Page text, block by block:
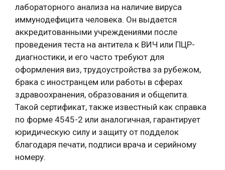
лабораторного анализа на наличие вируса
иммунодефицита человека. Он выдается
аккредитованными учреждениями после
проведения теста на антитела к ВИЧ или ПЦР-
диагностики, и его часто требуют для
оформления виз, трудоустройства за рубежом,
брака с иностранцем или работы в сферах
здравоохранения, образования и общепита.
Такой сертификат, также известный как справка
по форме 4545-2 или аналогичная, гарантирует
юридическую силу и защиту от подделок
благодаря печати, подписи врача и серийному
номеру.